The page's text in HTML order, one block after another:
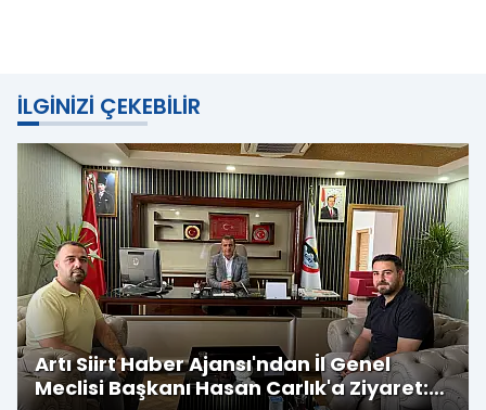
İLGINIZI ÇEKEBILIR
Artı Siirt Haber Ajansı'ndan İl Genel
Meclisi Başkanı Hasan Carlık'a Ziyaret: